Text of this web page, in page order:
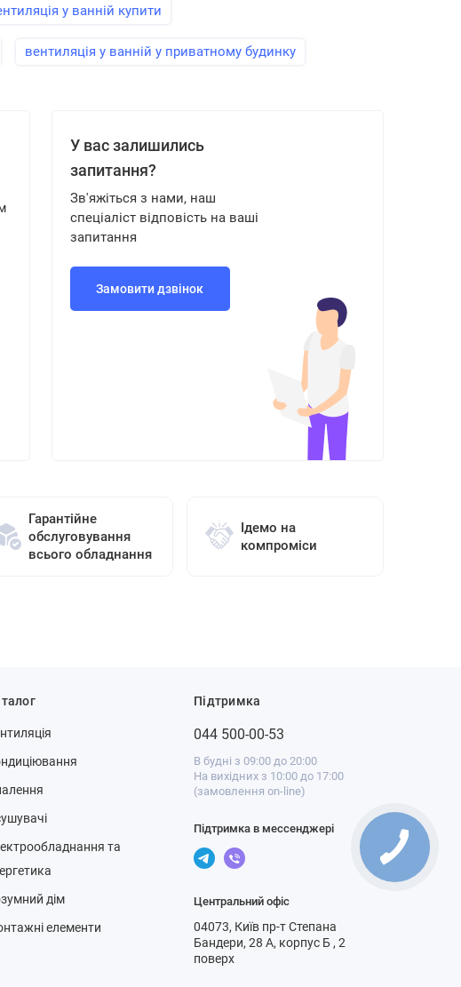
у ванній купити
вентиляція у ванній у приватному будинку
У вас залишились
запитання?
Зв'яжіться з нами, наш
спеціаліст відповість на ваші
запитання
Замовити дзвінок
Гарантійне
обслуговування
всього обладнання
Ідемо на
компроміси
та
дім
елементи
Підтримка
044 500-00-53
В будні з 09:00 до 20:00
На вихідних з 10:00 до 17:00
(замовлення on-line)
Підтримка в мессенджері
Центральний офіс
04073, Київ пр-т Степана
Бандери, 28 А, корпус Б , 2
поверх